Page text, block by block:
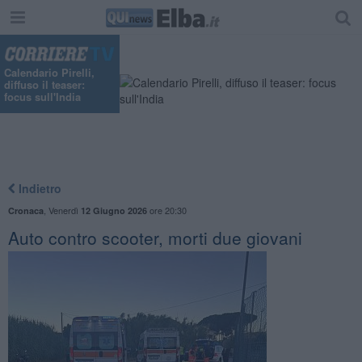
Calendario Pirelli,
diffuso il teaser:
focus sull'India
Indietro
Cronaca Venerdì 12 Giugno 2026ore 20:30
Auto contro scooter, morti due giovani